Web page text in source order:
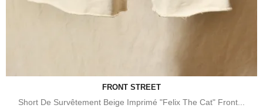
FRONT STREET
Short De Survêtement Beige Imprimé "Felix The Cat" Front...